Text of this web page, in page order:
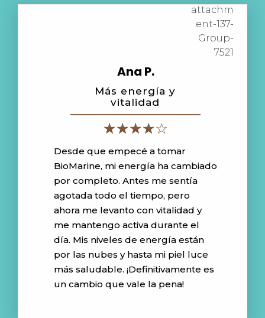
Ana P.
Más energía y
vitalidad
Desde que empecé a tomar
BioMarine, mi energía ha cambiado
por completo. Antes me sentía
agotada todo el tiempo, pero
ahora me levanto con vitalidad y
me mantengo activa durante el
día. Mis niveles de energía están
por las nubes y hasta mi piel luce
más saludable. ¡Definitivamente es
un cambio que vale la pena!